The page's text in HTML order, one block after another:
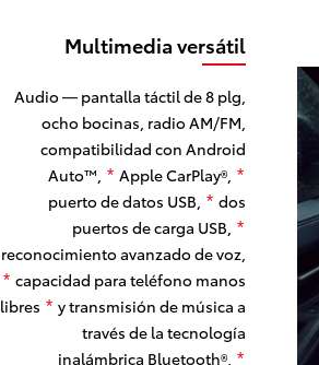
Multimedia versátil
Audio — pantalla táctil de 8 plg,
ocho bocinas, radio AM/FM,
compatibilidad con Android
Auto™, * Apple CarPlay®, *
puerto de datos USB, * dos
puertos de carga USB, *
reconocimiento avanzado de voz,
* capacidad para teléfono manos
libres * y transmisión de música a
través de la tecnología
inalámbrica Bluetooth®, *